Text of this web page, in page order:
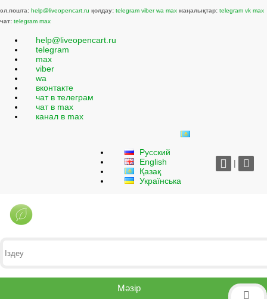
эл.пошта: help@liveopencart.ru қолдау: telegram viber wa max жаңалықтар: telegram vk max
чат: telegram max
help@liveopencart.ru
telegram
max
viber
wa
вконтакте
чат в телеграм
чат в max
канал в max
Русский
English
Қазақ
Українська
|
Мәзір